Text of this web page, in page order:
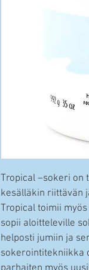
Tropical –sokeri
kesälläkin riittävän
Tropical toimii
sopii aloitteleville
helposti jumiin ja
sokerointitekniikka